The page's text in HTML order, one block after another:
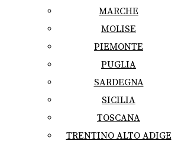
MARCHE
MOLISE
PIEMONTE
PUGLIA
SARDEGNA
SICILIA
TOSCANA
TRENTINO ALTO ADIGE